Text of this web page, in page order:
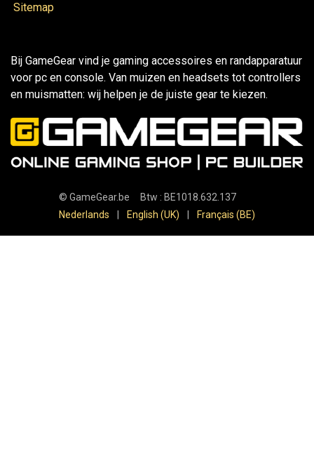
Sitemap
Bij GameGear vind je gaming accessoires en randapparatuur
voor pc en console. Van muizen en headsets tot controllers
en muismatten: wij helpen je de juiste gear te kiezen.
© GameGear.be Btw : BE1018.632.137
Nederlands
English (UK) Français (BE)